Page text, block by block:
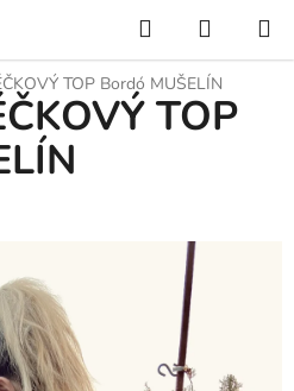
Hledat
KOŠÍK
TOP Bordó MUŠELÍN
TOP